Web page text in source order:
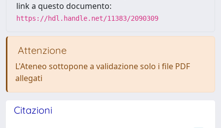
link a questo documento:
https://hdl.handle.net/11383/2090309
Attenzione
L'Ateneo sottopone a validazione solo i file PDF
allegati
Citazioni